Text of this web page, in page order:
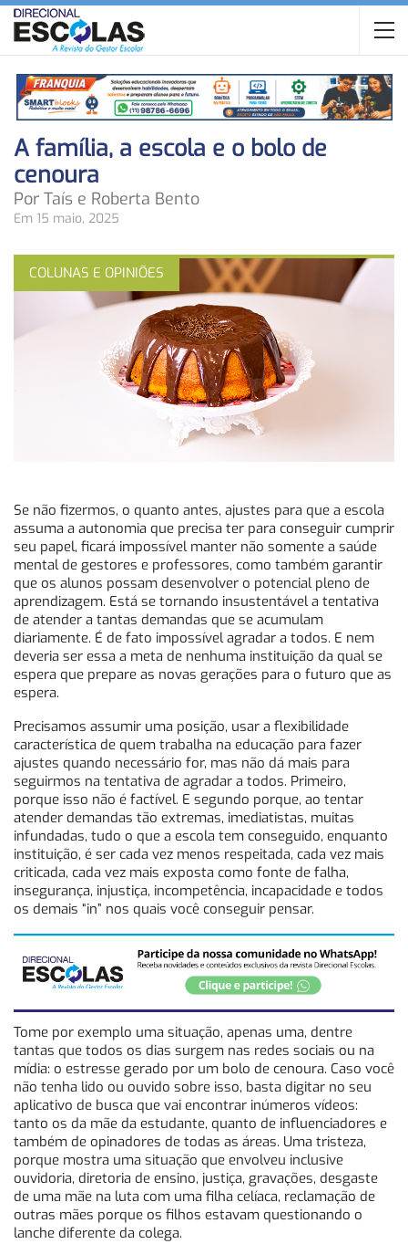
A família, a escola e o bolo de
cenoura
Por Taís e Roberta Bento
Em 15 maio, 2025
COLUNAS E OPINIÕES
Se não fizermos, o quanto antes, ajustes para que a escola
assuma a autonomia que precisa ter para conseguir cumprir
seu papel, ficará impossível manter não somente a saúde
mental de gestores e professores, como também garantir
que os alunos possam desenvolver o potencial pleno de
aprendizagem. Está se tornando insustentável a tentativa
de atender a tantas demandas que se acumulam
diariamente. É de fato impossível agradar a todos. E nem
deveria ser essa a meta de nenhuma instituição da qual se
espera que prepare as novas gerações para o futuro que as
espera.
Precisamos assumir uma posição, usar a flexibilidade
característica de quem trabalha na educação para fazer
ajustes quando necessário for, mas não dá mais para
seguirmos na tentativa de agradar a todos. Primeiro,
porque isso não é factível. E segundo porque, ao tentar
atender demandas tão extremas, imediatistas, muitas
infundadas, tudo o que a escola tem conseguido, enquanto
instituição, é ser cada vez menos respeitada, cada vez mais
criticada, cada vez mais exposta como fonte de falha,
insegurança, injustiça, incompetência, incapacidade e todos
os demais “in” nos quais você conseguir pensar.
Tome por exemplo uma situação, apenas uma, dentre
tantas que todos os dias surgem nas redes sociais ou na
mídia: o estresse gerado por um bolo de cenoura. Caso você
não tenha lido ou ouvido sobre isso, basta digitar no seu
aplicativo de busca que vai encontrar inúmeros vídeos:
tanto os da mãe da estudante, quanto de influenciadores e
também de opinadores de todas as áreas. Uma tristeza,
porque mostra uma situação que envolveu inclusive
ouvidoria, diretoria de ensino, justiça, gravações, desgaste
de uma mãe na luta com uma filha celíaca, reclamação de
outras mães porque os filhos estavam questionando o
lanche diferente da colega.